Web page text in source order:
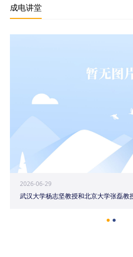
成电讲堂
2026-06-29
武汉大学杨志坚教授和北京大学张磊教